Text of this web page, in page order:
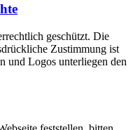
geschützt. Die
Zustimmung ist
und Logos unterliegen den